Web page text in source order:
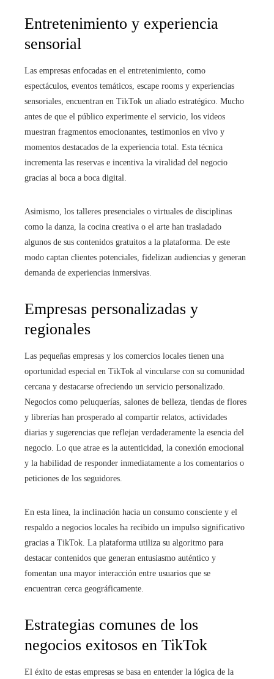
Entretenimiento y experiencia
sensorial
Las empresas enfocadas en el entretenimiento, como
espectáculos, eventos temáticos, escape rooms y experiencias
sensoriales, encuentran en TikTok un aliado estratégico. Mucho
antes de que el público experimente el servicio, los videos
muestran fragmentos emocionantes, testimonios en vivo y
momentos destacados de la experiencia total. Esta técnica
incrementa las reservas e incentiva la viralidad del negocio
gracias al boca a boca digital.
Asimismo, los talleres presenciales o virtuales de disciplinas
como la danza, la cocina creativa o el arte han trasladado
algunos de sus contenidos gratuitos a la plataforma. De este
modo captan clientes potenciales, fidelizan audiencias y generan
demanda de experiencias inmersivas.
Empresas personalizadas y
regionales
Las pequeñas empresas y los comercios locales tienen una
oportunidad especial en TikTok al vincularse con su comunidad
cercana y destacarse ofreciendo un servicio personalizado.
Negocios como peluquerías, salones de belleza, tiendas de flores
y librerías han prosperado al compartir relatos, actividades
diarias y sugerencias que reflejan verdaderamente la esencia del
negocio. Lo que atrae es la autenticidad, la conexión emocional
y la habilidad de responder inmediatamente a los comentarios o
peticiones de los seguidores.
En esta línea, la inclinación hacia un consumo consciente y el
respaldo a negocios locales ha recibido un impulso significativo
gracias a TikTok. La plataforma utiliza su algoritmo para
destacar contenidos que generan entusiasmo auténtico y
fomentan una mayor interacción entre usuarios que se
encuentran cerca geográficamente.
Estrategias comunes de los
negocios exitosos en TikTok
El éxito de estas empresas se basa en entender la lógica de la